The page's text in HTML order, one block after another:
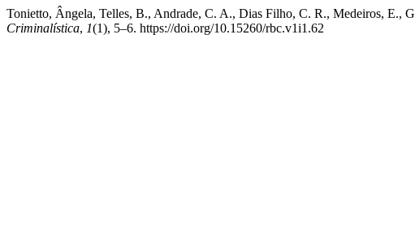
Tonietto, Ângela, Telles, B., Andrade, C. A., Dias Filho, C. R., Medeiros, E.,
Criminalística, 1(1), 5–6. https://doi.org/10.15260/rbc.v1i1.62